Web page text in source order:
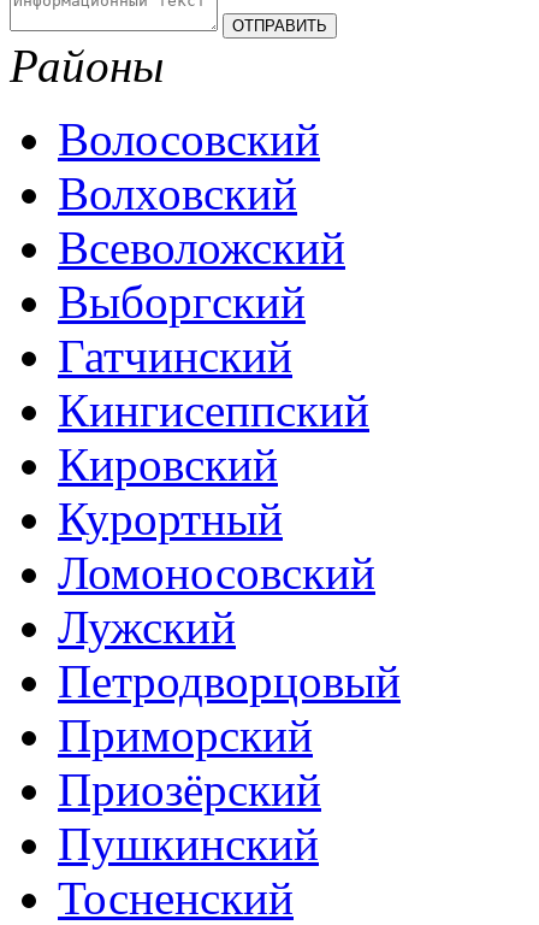
Районы
Волосовский
Волховский
Всеволожский
Выборгский
Гатчинский
Кингисеппский
Кировский
Курортный
Ломоносовский
Лужский
Петродворцовый
Приморский
Приозёрский
Пушкинский
Тосненский